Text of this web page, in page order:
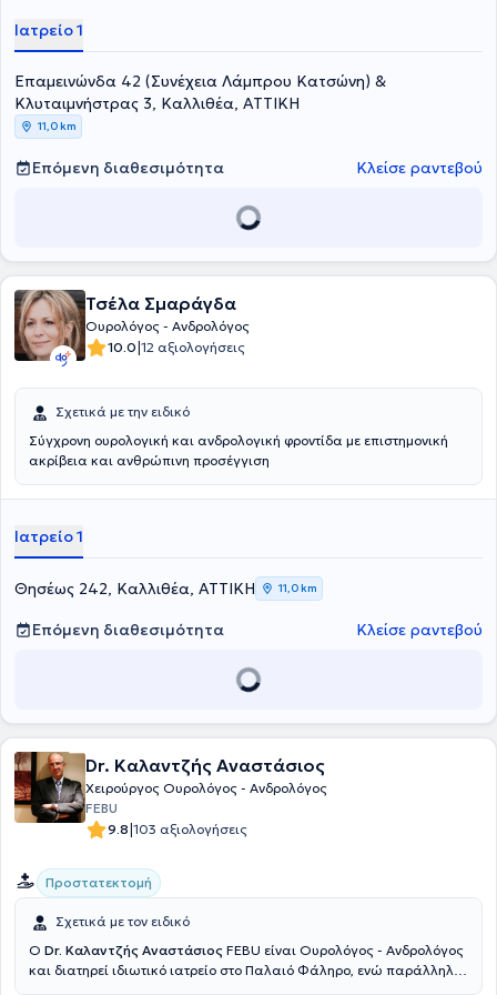
χειρουργική και ουρογυναικολογία. Στο χώρο του ιατρείου του
πραγματοποιούνται εξετάσεις που αφορούν τις παθήσεις του
στυτική δυσλειτουργία, καθώς και την λιθίαση. Το ιατρείο του είναι
εξοπλισμένο με τελευταίας γενιάς υπερηχογράφο και μέσα στο
χώρο διενεργείται μια σειρά από εξειδικευμένες εξετάσεις, όπως
εύκαμπτη κυστεοσκόπηση, διορθική βιοψία προστάτου,
ουροροομέτρηση και triplex πέους.
Ιατρείο 1
Επαμεινώνδα 42 (Συνέχεια Λάμπρου Κατσώνη) &
Κλυταιμνήστρας 3, Καλλιθέα, ΑΤΤΙΚΗ
11,0 km
Επόμενη διαθεσιμότητα Κλείσε ραντεβού
Τσέλα Σμαράγδα
Ουρολόγος - Ανδρολόγος
10.0|12 αξιολογήσεις
Σχετικά με την ειδικό
Σύγχρονη ουρολογική και ανδρολογική φροντίδα με επιστημονική
ακρίβεια και ανθρώπινη προσέγγιση
Ιατρείο 1
Θησέως 242, Καλλιθέα, ΑΤΤΙΚΗ 11,0 km
Επόμενη διαθεσιμότητα Κλείσε ραντεβού
Dr. Καλαντζής Αναστάσιος
Χειρούργος Ουρολόγος - Ανδρολόγος
FEBU
9.8|103 αξιολογήσεις
Προστατεκτομή
Σχετικά με τον ειδικό
Ο Dr. Καλαντζής Αναστάσιος FEBU είναι Ουρολόγος - Ανδρολόγος
και διατηρεί ιδιωτικό ιατρείο στο Παλαιό Φάληρο, ενώ παράλληλα